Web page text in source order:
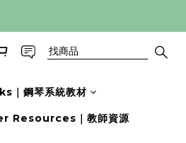
鋼琴系統教材
Resources｜教師資源